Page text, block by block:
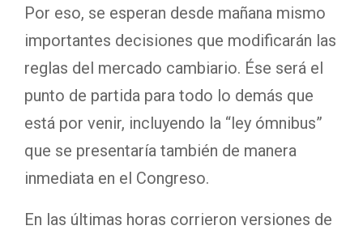
Por eso, se esperan desde mañana mismo
importantes decisiones que modificarán las
reglas del mercado cambiario. Ése será el
punto de partida para todo lo demás que
está por venir, incluyendo la “ley ómnibus”
que se presentaría también de manera
inmediata en el Congreso.
En las últimas horas corrieron versiones de